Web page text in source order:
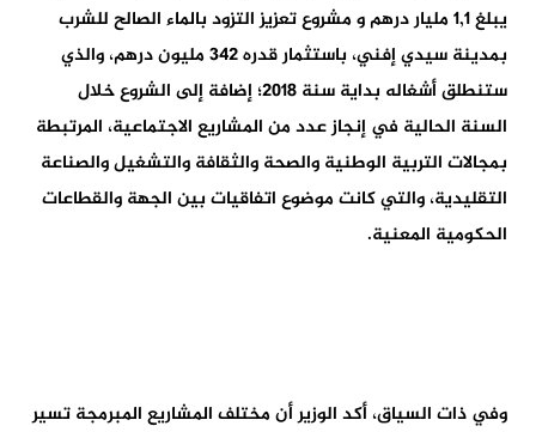
يبلغ 1,1 مليار درهم و مشروع تعزيز التزود بالماء الصالح للشرب
بمدينة سيدي إفني، باستثمار قدره 342 مليون درهم، والذي
ستنطلق أشغاله بداية سنة 2018؛ إضافة إلى الشروع خلال
السنة الحالية في إنجاز عدد من المشاريع الاجتماعية، المرتبطة
بمجالات التربية الوطنية والصحة والثقافة والتشغيل والصناعة
التقليدية، والتي كانت موضوع اتفاقيات بين الجهة والقطاعات
الحكومية المعنية.
وفي ذات السياق، أكد الوزير أن مختلف المشاريع المبرمجة تسير